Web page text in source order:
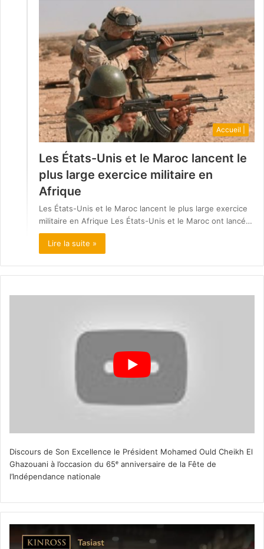
Accueil |
Les États-Unis et le Maroc lancent le
plus large exercice militaire en
Afrique
Les États-Unis et le Maroc lancent le plus large exercice
militaire en Afrique Les États-Unis et le Maroc ont lancé…
Lire la suite »
Discours de Son Excellence le Président Mohamed Ould Cheikh El
Ghazouani à l’occasion du 65ᵉ anniversaire de la Fête de
l’Indépendance nationale